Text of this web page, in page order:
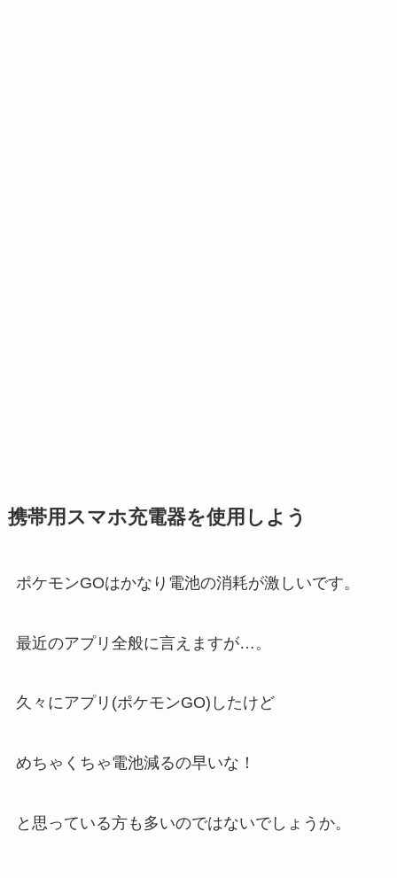
携帯用スマホ充電器を使用しよう
ポケモンGOはかなり電池の消耗が激しいです。
最近のアプリ全般に言えますが…。
久々にアプリ(ポケモンGO)したけど
めちゃくちゃ電池減るの早いな！
と思っている方も多いのではないでしょうか。